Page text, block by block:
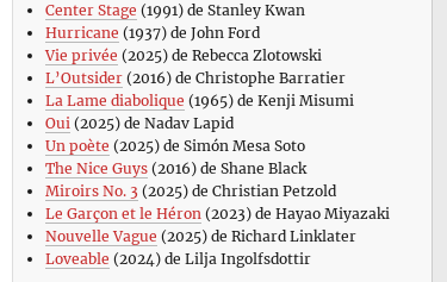
Center Stage (1991) de Stanley Kwan
Hurricane (1937) de John Ford
Vie privée (2025) de Rebecca Zlotowski
L’Outsider(2016) de Christophe Barratier
La Lame diabolique (1965) de Kenji Misumi
Oui(2025) de Nadav Lapid
Un poète (2025) de Simón Mesa Soto
The Nice Guys(2016) de Shane Black
Miroirs No. 3 (2025) de Christian Petzold
Le Garçon et le Héron(2023) de Hayao Miyazaki
Nouvelle Vague (2025) de Richard Linklater
Loveable (2024) de Lilja Ingolfsdottir